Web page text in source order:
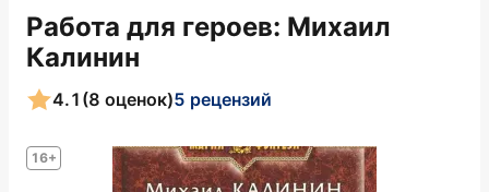
Работа для героев: Михаил
Калинин
16+
4.1 (8 оценок)5 рецензий